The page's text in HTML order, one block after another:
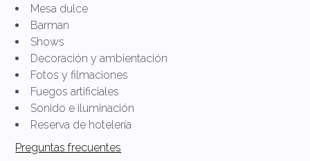
Mesa dulce
Barman
Shows
Decoración y ambientación
Fotos y filmaciones
Fuegos artificiales
Sonido e iluminación
Reserva de hotelería
Preguntas frecuentes